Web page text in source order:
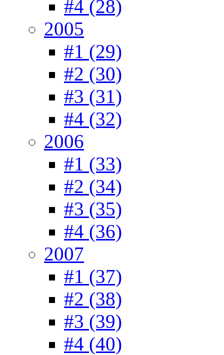
#4 (28)
2005
#1 (29)
#2 (30)
#3 (31)
#4 (32)
2006
#1 (33)
#2 (34)
#3 (35)
#4 (36)
2007
#1 (37)
#2 (38)
#3 (39)
#4 (40)